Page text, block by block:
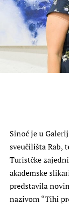
Sinoć je u
sveučilišta Rab,
Turistčke
akademske
predstavila
nazivom “Tihi